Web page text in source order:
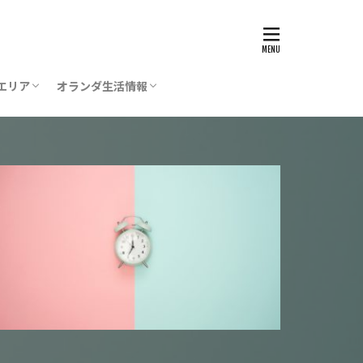
リア
テルダム
テルフェーン
ール空港
ン
（デン・ハーグ）
ヒト
トリヒト
オランダ生活情報
一時帰国